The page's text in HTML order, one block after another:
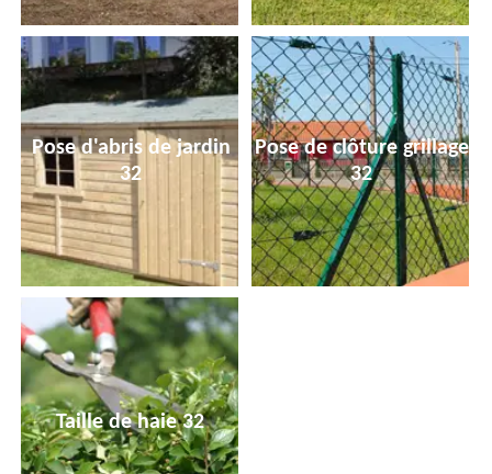
Pose d'abris de jardin
32
Pose de clôture grillage
32
Taille de haie 32